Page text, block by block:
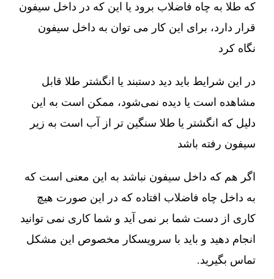
که طلا به چاه فاضلاب برود یا این که در داخل سیفون
قرار دارد، برای این کار می توان به داخل سیفون
نگاه کرد
در این شرایط باید دید دستبند یا انگشتر طلا قابل
مشاهده است یا دیده نمی‌شود، ممکن است به این
دلیل که انگشتر یا طلا سنگین تر از آب است به زیر
سیفون رفته باشد
اگر هم که داخل سیفون نباشد به این معنی است که
به داخل چاه فاضلاب افتاده که در این صورت هیچ
کاری از دست شما بر نمی آید و شما کاری نمی توانید
انجام دهید و باید با سرویسکار مخصوص این مشکل
تماس بگیرید.